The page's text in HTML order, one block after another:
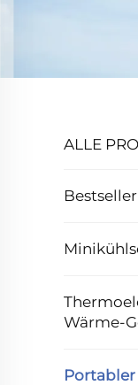
ALLE
Bestseller
Wärme-